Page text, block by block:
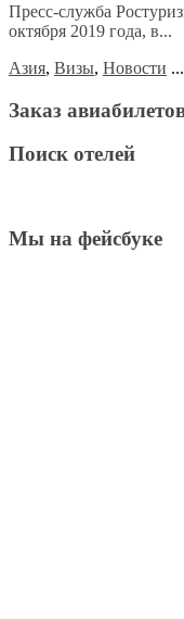
Пресс-служба
октября 2019 года, в...
Азия, Визы, Новости ...
Заказ
Поиск отелей
Мы на фейсбуке